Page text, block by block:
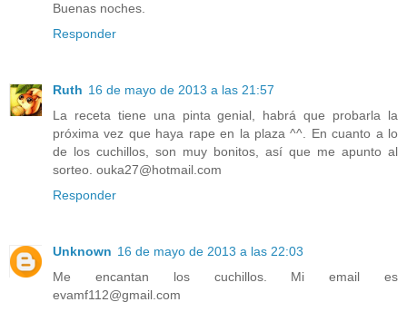
Buenas noches.
Responder
Ruth 16 de mayo de 2013 a las 21:57
La receta tiene una pinta genial, habrá que probarla la
próxima vez que haya rape en la plaza ^^. En cuanto a lo
de los cuchillos, son muy bonitos, así que me apunto al
sorteo. ouka27@hotmail.com
Responder
Unknown 16 de mayo de 2013 a las 22:03
Me encantan los cuchillos. Mi email es
evamf112@gmail.com